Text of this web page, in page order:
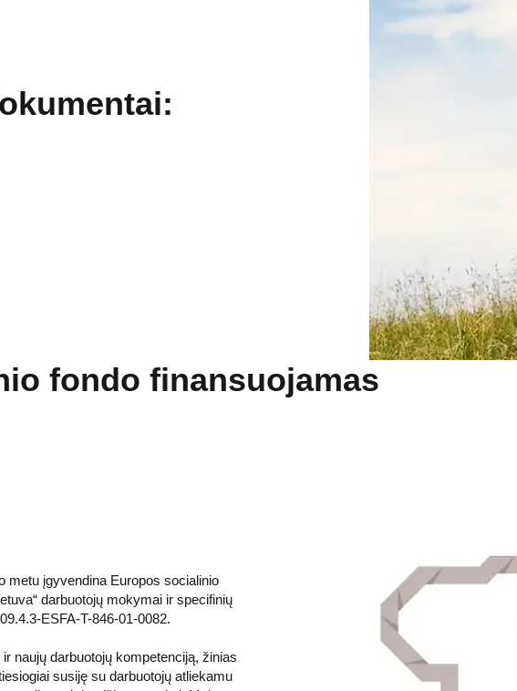
fondo finansuojamas
metu įgyvendina Europos socialinio
darbuotojų mokymai ir specifinių
ESFA-T-846-01-0082.
naujų darbuotojų kompetenciją, žinias
susiję su darbuotojų atliekamu